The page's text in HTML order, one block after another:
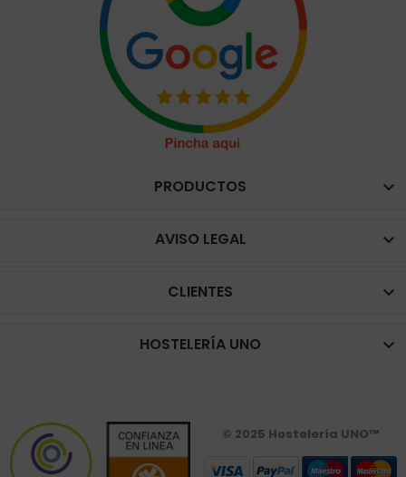
PRODUCTOS 
AVISO LEGAL 
CLIENTES 
HOSTELERÍA UNO 
© 2025 Hostelería UNO™